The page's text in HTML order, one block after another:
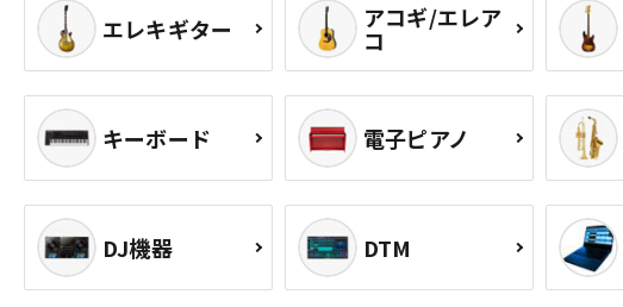
エレキギター アコギ/エレア
コ
キーボード 電子ピアノ
DJ機器 DTM